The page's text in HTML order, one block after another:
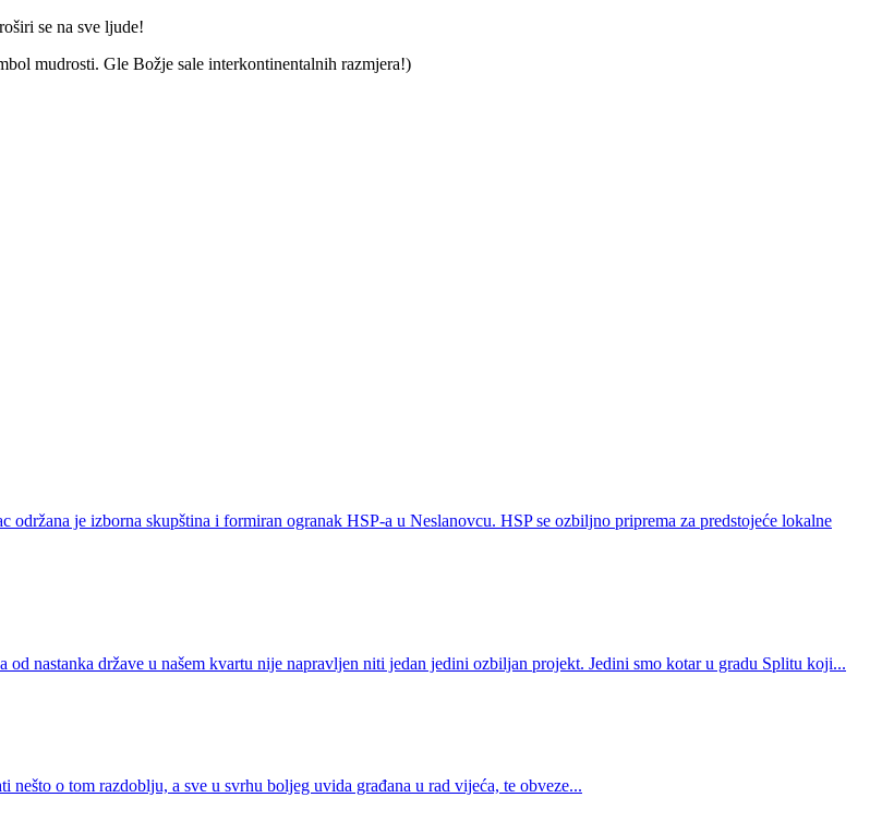
se na sve ljude!
mudrosti. Gle Božje sale interkontinentalnih razmjera!)
je izborna skupština i formiran ogranak HSP-a u Neslanovcu. HSP se ozbiljno priprema za predstojeće lokalne
nastanka države u našem kvartu nije napravljen niti jedan jedini ozbiljan projekt. Jedini smo kotar u gradu Splitu koji...
o tom razdoblju, a sve u svrhu boljeg uvida građana u rad vijeća, te obveze...